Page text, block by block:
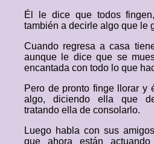
Él le dice que todos
también a decirle algo que le
Cuando regresa a casa
aunque le dice que se
encantada con todo lo que
Pero de pronto finge llorar y
algo, diciendo ella que
tratando ella de consolarlo.
Luego habla con sus
que ahora están